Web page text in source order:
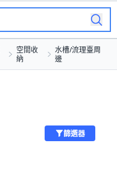
空間收
納
水槽/流理臺周
邊
篩選器